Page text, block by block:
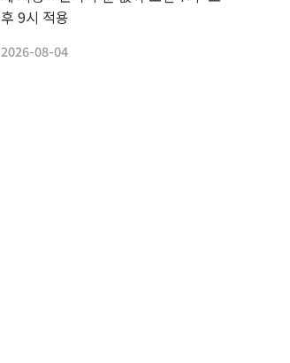
후 9시 적용
2026-08-04